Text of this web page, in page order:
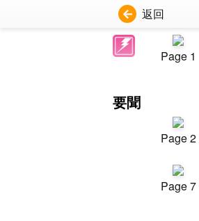
返回
Page 1
要聞
Page 2
Page 7